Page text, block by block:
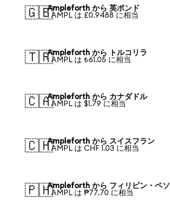
🇬🇧Ampleforth から 英ポンド
1 AMPL は £0.9488 に相当
🇹🇷Ampleforth から トルコリラ
1 AMPL は ₺61.05 に相当
🇨🇦Ampleforth から カナダドル
1 AMPL は $1.79 に相当
🇨🇭Ampleforth から スイスフラン
1 AMPL は CHF 1.03 に相当
🇵🇭Ampleforth から フィリピン・ペソ
1 AMPL は ₱77.70 に相当